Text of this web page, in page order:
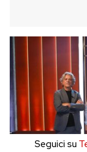
Seguici su